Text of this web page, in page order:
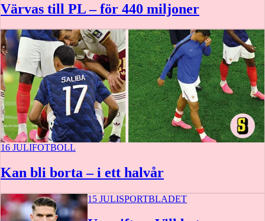
Värvas till PL – för 440 miljoner
16 JULIFOTBOLL
Kan bli borta – i ett halvår
15 JULISPORTBLADET